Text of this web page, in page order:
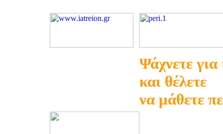
Ψάχνετε
και θέλετε
να μάθετε